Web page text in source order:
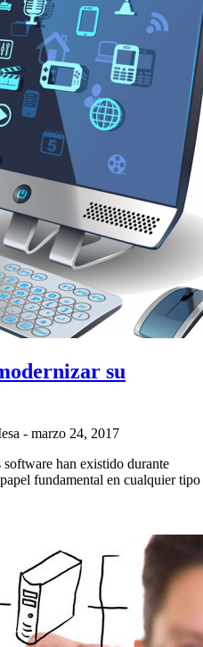
su
- marzo 24, 2017
han existido durante
fundamental en cualquier tipo